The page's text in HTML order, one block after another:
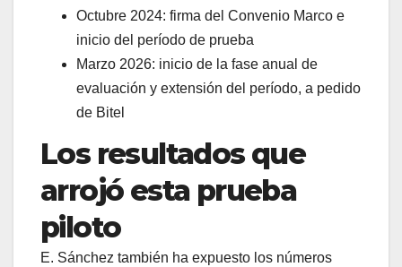
Octubre 2024: firma del Convenio Marco e
inicio del período de prueba
Marzo 2026: inicio de la fase anual de
evaluación y extensión del período, a pedido
de Bitel
Los resultados que
arrojó esta prueba
piloto
E. Sánchez también ha expuesto los números